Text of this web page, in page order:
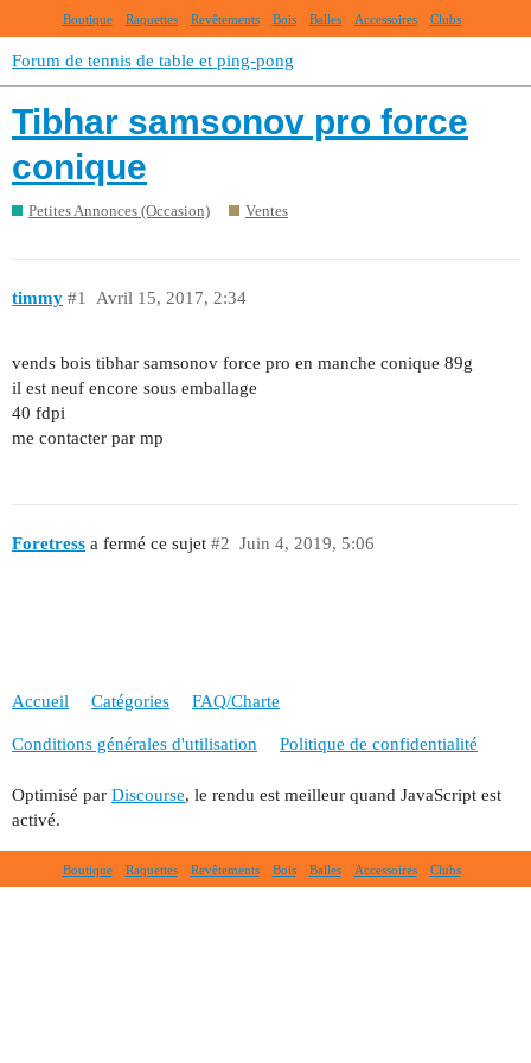
Boutique Raquettes Revêtements Bois Balles Accessoires Clubs
Forum de tennis de table et ping-pong
Tibhar samsonov pro force
conique
Petites Annonces (Occasion) Ventes
timmy Avril 15, 2017, 2:34
#1
vends bois tibhar samsonov force pro en manche conique 89g
il est neuf encore sous emballage
40 fdpi
me contacter par mp
Foretress a fermé ce sujet Juin 4, 2019, 5:06
#2
Accueil Catégories FAQ/Charte
Conditions générales d'utilisation Politique de confidentialité
Optimisé par Discourse, le rendu est meilleur quand JavaScript est
activé.
Boutique Raquettes Revêtements Bois Balles Accessoires Clubs